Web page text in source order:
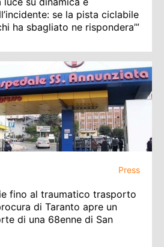
se la pista ciclabile
ha sbagliato ne rispondera’”
Press
fino al traumatico trasporto
di Taranto apre un
di una 68enne di San